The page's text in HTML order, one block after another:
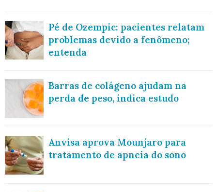
Pé de Ozempic: pacientes relatam
problemas devido a fenômeno;
entenda
Barras de colágeno ajudam na
perda de peso, indica estudo
Anvisa aprova Mounjaro para
tratamento de apneia do sono